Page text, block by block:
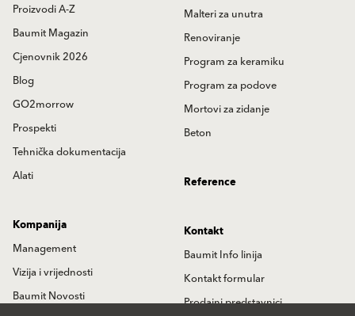
Malteri za unutra
Renoviranje
Program za keramiku
Program za podove
Mortovi za zidanje
Beton
Proizvodi A-Z
Baumit Magazin
Cjenovnik 2026
Blog
GO2morrow
Prospekti
Tehnička dokumentacija
Alati
Reference
Kompanija
Management
Vizija i vrijednosti
Baumit Novosti
Kontakt
Baumit Info linija
Kontakt formular
Prodajni predstavnici